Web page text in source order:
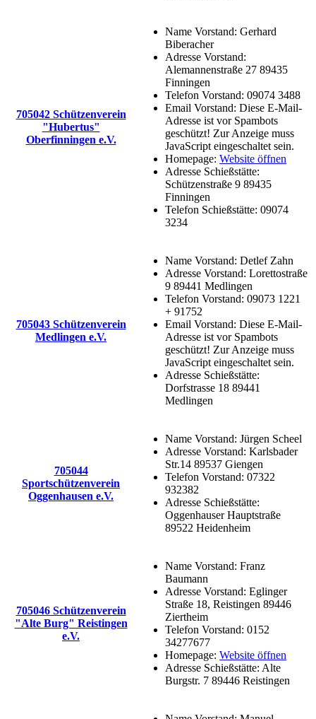
705042 Schützenverein
"Hubertus"
Oberfinningen e.V.
Name Vorstand: Gerhard
Biberacher
Adresse Vorstand:
Alemannenstraße 27 89435
Finningen
Telefon Vorstand: 09074 3488
Email Vorstand: Diese E-Mail-
Adresse ist vor Spambots
geschützt! Zur Anzeige muss
JavaScript eingeschaltet sein.
Homepage: Website öffnen
Adresse Schießstätte:
Schützenstraße 9 89435
Finningen
Telefon Schießstätte: 09074
3234
705043 Schützenverein
Medlingen e.V.
Name Vorstand: Detlef Zahn
Adresse Vorstand: Lorettostraße
9 89441 Medlingen
Telefon Vorstand: 09073 1221
+ 91752
Email Vorstand: Diese E-Mail-
Adresse ist vor Spambots
geschützt! Zur Anzeige muss
JavaScript eingeschaltet sein.
Adresse Schießstätte:
Dorfstrasse 18 89441
Medlingen
705044
Sportschützenverein
Oggenhausen e.V.
Name Vorstand: Jürgen Scheel
Adresse Vorstand: Karlsbader
Str.14 89537 Giengen
Telefon Vorstand: 07322
932382
Adresse Schießstätte:
Oggenhauser Hauptstraße
89522 Heidenheim
705046 Schützenverein
"Alte Burg" Reistingen
e.V.
Name Vorstand: Franz
Baumann
Adresse Vorstand: Eglinger
Straße 18, Reistingen 89446
Ziertheim
Telefon Vorstand: 0152
34277677
Homepage: Website öffnen
Adresse Schießstätte: Alte
Burgstr. 7 89446 Reistingen